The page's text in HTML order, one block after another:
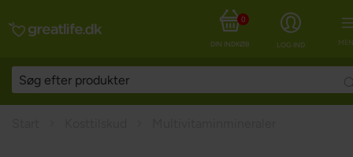
LOG IND
DIN INDKØBSKURV
0